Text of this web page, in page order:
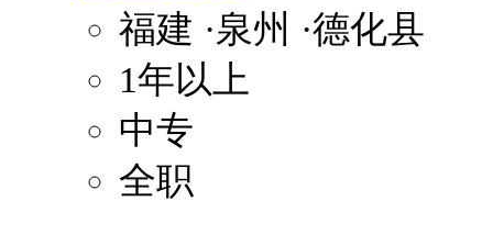
福建 ·泉州 ·德化县
1年以上
中专
全职